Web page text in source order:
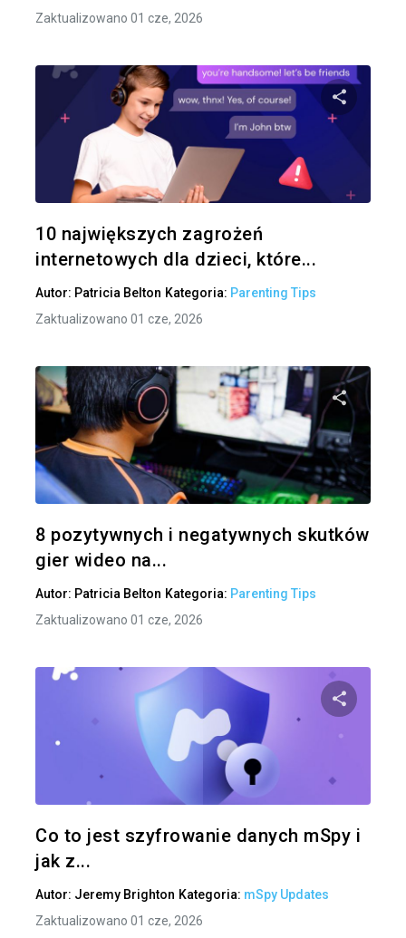
Zaktualizowano 01 cze, 2026
10 największych zagrożeń
internetowych dla dzieci, które...
Autor: Patricia Belton Kategoria: Parenting Tips
Zaktualizowano 01 cze, 2026
8 pozytywnych i negatywnych skutków
gier wideo na...
Autor: Patricia Belton Kategoria: Parenting Tips
Zaktualizowano 01 cze, 2026
Co to jest szyfrowanie danych mSpy i
jak z...
Autor: Jeremy Brighton Kategoria: mSpy Updates
Zaktualizowano 01 cze, 2026